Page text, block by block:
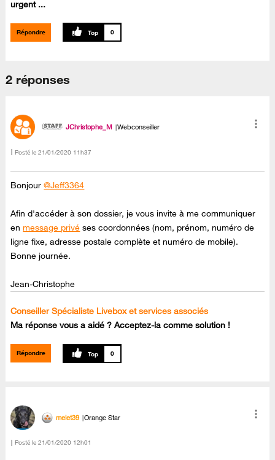
urgent ...
Répondre 0
2 réponses
JChristophe_M Webconseiller
Posté le ‎21/01/2020 11h37
Bonjour@Jeff3364
Afin d'accéder à son dossier, je vous invite à me communiquer
enmessage privé ses coordonnées (nom, prénom, numéro de
ligne fixe, adresse postale complète et numéro de mobile).
Bonne journée.
Jean-Christophe
Conseiller Spécialiste Livebox et services associés
Ma réponse vous a aidé ? Acceptez-la comme solution !
Répondre 0
melet39 Orange Star
Posté le ‎21/01/2020 12h01